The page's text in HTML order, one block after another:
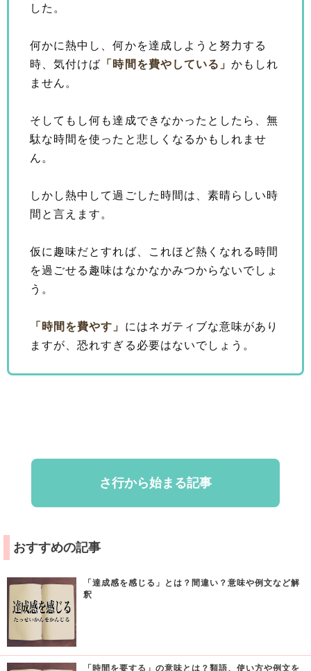
した。
何かに熱中し、何かを達成しようと努力する
時、気付けば 「時間を費やしている」かもしれ
ません。
そしてもし何も達成できなかったとしたら、無
駄な時間を使ったと悲しくなるかもしれませ
ん。
しかし熱中して過ごした時間は、素晴らしい時
間と言えます。
仮に趣味だとすれば、これほど熱くなれる時間
を過ごせる趣味はなかなかみつからないでしょ
う。
「時間を費やす」 にはネガティブな意味があり
ますが、恐れすぎる必要はないでしょう。
さ行から始まる記事
おすすめの記事
「達成感を感じる」とは？間違い？意味や例文など解
釈
「時間を要する」の意味とは？類語、使い方や例文を